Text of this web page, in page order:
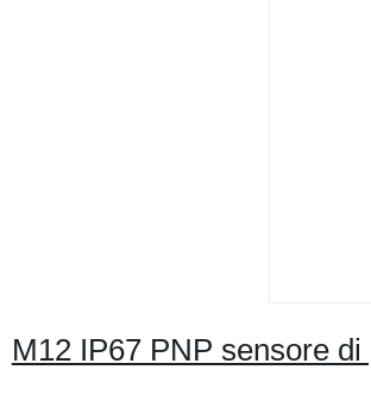
M12 IP67 PNP sensore